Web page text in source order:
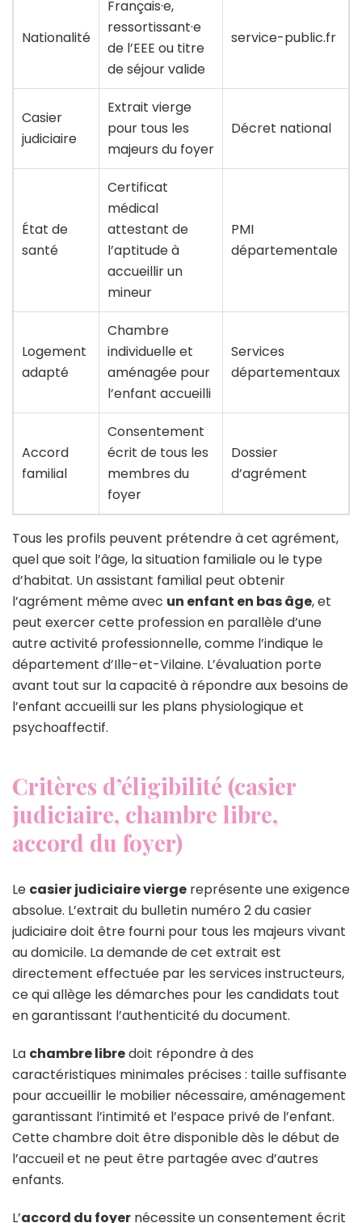
Nationalité
Français·e,
ressortissant·e
de l’EEE ou titre
de séjour valide
service-public.fr
Casier
judiciaire
Extrait vierge
pour tous les
majeurs du foyer
Décret national
État de
santé
Certificat
médical
attestant de
l’aptitude à
accueillir un
mineur
PMI
départementale
Logement
adapté
Chambre
individuelle et
aménagée pour
l’enfant accueilli
Services
départementaux
Accord
familial
Consentement
écrit de tous les
membres du
foyer
Dossier
d’agrément
Tous les profils peuvent prétendre à cet agrément,
quel que soit l’âge, la situation familiale ou le type
d’habitat. Un assistant familial peut obtenir
l’agrément même avec un enfant en bas âge, et
peut exercer cette profession en parallèle d’une
autre activité professionnelle, comme l’indique le
département d’Ille-et-Vilaine. L’évaluation porte
avant tout sur la capacité à répondre aux besoins de
l’enfant accueilli sur les plans physiologique et
psychoaffectif.
Critères d’éligibilité (casier
judiciaire, chambre libre,
accord du foyer)
Le casier judiciaire vierge représente une exigence
absolue. L’extrait du bulletin numéro 2 du casier
judiciaire doit être fourni pour tous les majeurs vivant
au domicile. La demande de cet extrait est
directement effectuée par les services instructeurs,
ce qui allège les démarches pour les candidats tout
en garantissant l’authenticité du document.
La chambre libredoit répondre à des
caractéristiques minimales précises : taille suffisante
pour accueillir le mobilier nécessaire, aménagement
garantissant l’intimité et l’espace privé de l’enfant.
Cette chambre doit être disponible dès le début de
l’accueil et ne peut être partagée avec d’autres
enfants.
L’accord du foyer nécessite un consentement écrit